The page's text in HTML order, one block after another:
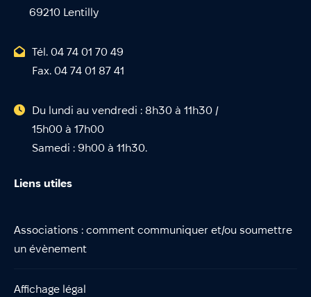
69210 Lentilly
Tél. 04 74 01 70 49
Fax. 04 74 01 87 41
Du lundi au vendredi : 8h30 à 11h30 /
15h00 à 17h00
Samedi : 9h00 à 11h30.
Liens utiles
Associations : comment communiquer et/ou soumettre
un évènement
Affichage légal